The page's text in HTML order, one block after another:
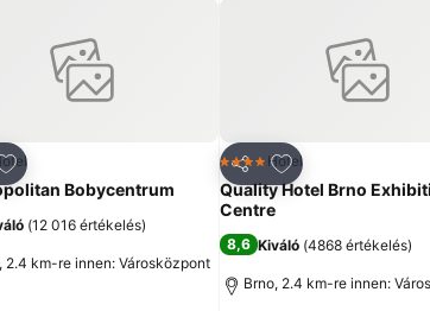
a kedvencekhez
Bobycentrum
(12 016 értékelés)
2.4 km-re innen: Városközpont
Megosztás
Hozzáadás a
4 Kategória
Hotel
Quality Hotel Brno
Centre
8,6 Kiváló (4868 értékelés)
Brno, 2.4 km-re innen: